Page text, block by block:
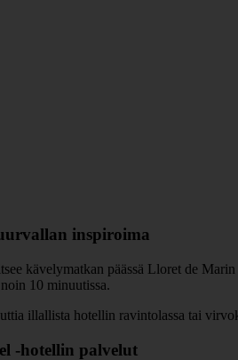
inspiroima
kävelymatkan päässä Lloret de
10 minuutissa.
illallista hotellin ravintolassa tai
-hotellin palvelut